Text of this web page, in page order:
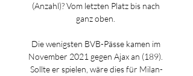
(Anzahl)? Vom letzten Platz bis nach
ganz oben.
Die wenigsten BVB-Pässe kamen im
November 2021 gegen Ajax an (189).
Sollte er spielen, wäre dies für Milan-